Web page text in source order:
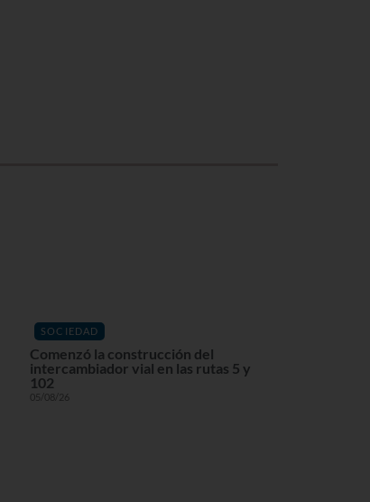
SOCIEDAD
Comenzó la construcción del
intercambiador vial en las rutas 5 y
102
05/08/26